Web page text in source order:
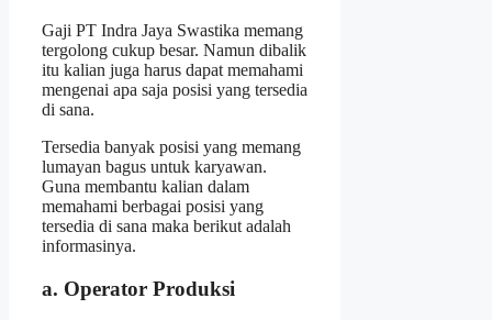
Gaji PT Indra Jaya Swastika memang
tergolong cukup besar. Namun dibalik
itu kalian juga harus dapat memahami
mengenai apa saja posisi yang tersedia
di sana.
Tersedia banyak posisi yang memang
lumayan bagus untuk karyawan.
Guna membantu kalian dalam
memahami berbagai posisi yang
tersedia di sana maka berikut adalah
informasinya.
a. Operator Produksi